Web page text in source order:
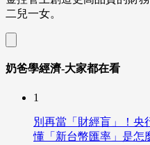
二兒一女。
奶爸學經濟-大家都在看
1
別再當「財經盲」！央
懂「新台幣匯率」是怎